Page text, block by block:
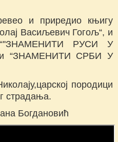
и приредио књигу
Васиљевич Гогољ“, и
РУСИ У
“ЗНАМЕНИТИ СРБИ У
породици
страдања.
Богдановић